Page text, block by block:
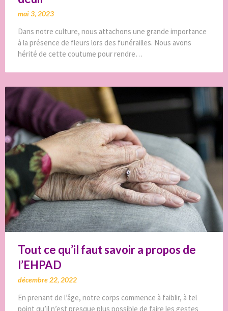
mai 3, 2023
Dans notre culture, nous attachons une grande importance
à la présence de fleurs lors des funérailles. Nous avons
hérité de cette coutume pour rendre…
Tout ce qu’il faut savoir a propos de
l’EHPAD
décembre 22, 2022
En prenant de l’âge, notre corps commence à faiblir, à tel
point qu’il n’est presque plus possible de faire les gestes